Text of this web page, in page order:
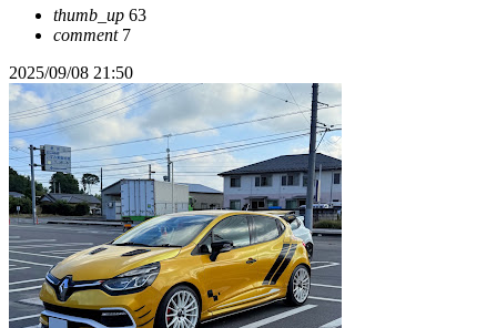
thumb_up 63
comment7
2025/09/08 21:50